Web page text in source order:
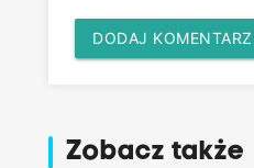
DODAJ KOMENTARZ
Zobacz także